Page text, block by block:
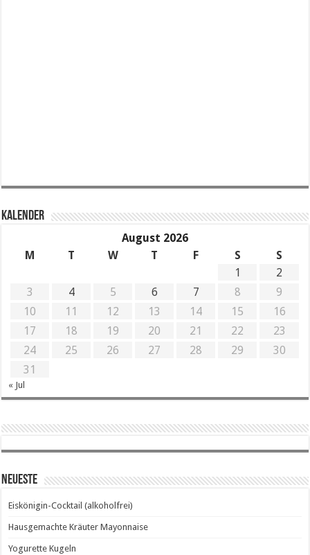
KALENDER
August 2026
M
T W T F S
S
1
2
3
4 5 6 7 8
9
10
11 12 13 14 15
16
17
18 19 20 21 22
23
24
25 26 27 28 29
30
31
« Jul
Neueste
Eiskönigin-Cocktail (alkoholfrei)
Hausgemachte Kräuter Mayonnaise
Yogurette Kugeln